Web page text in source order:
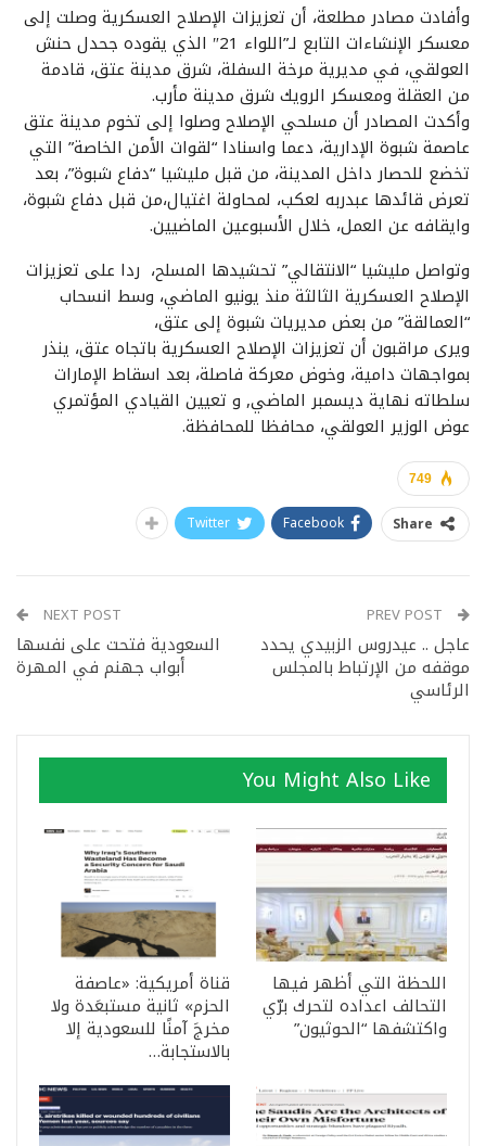
وأفادت مصادر مطلعة، أن تعزيزات الإصلاح العسكرية وصلت إلى
معسكر الإنشاءات التابع لـ”اللواء 21″ الذي يقوده جحدل حنش
العولقي، في مديرية مرخة السفلة، شرق مدينة عتق، قادمة
من العقلة ومعسكر الرويك شرق مدينة مأرب.
وأكدت المصادر أن مسلحي الإصلاح وصلوا إلى تخوم مدينة عتق
عاصمة شبوة الإدارية، دعما واسنادا “لقوات الأمن الخاصة” التي
تخضع للحصار داخل المدينة، من قبل مليشيا “دفاع شبوة”، بعد
تعرض قائدها عبدربه لعكب، لمحاولة اغتيال،من قبل دفاع شبوة،
وايقافه عن العمل، خلال الأسبوعين الماضيين.
وتواصل مليشيا “الانتقالي” تحشيدها المسلح، ردا على تعزيزات
الإصلاح العسكرية الثالثة منذ يونيو الماضي، وسط انسحاب
“العمالقة” من بعض مديريات شبوة إلى عتق،
ويرى مراقبون أن تعزيزات الإصلاح العسكرية باتجاه عتق، ينذر
بمواجهات دامية، وخوض معركة فاصلة، بعد اسقاط الإمارات
سلطاته نهاية ديسمبر الماضي, و تعيين القيادي المؤتمري
عوض الوزير العولقي، محافظا للمحافظة.
749
Share
Facebook
Twitter
عاجل .. عيدروس الزبيدي يحدد
موقفه من الإرتباط بالمجلس
الرئاسي
NEXT POST
السعودية فتحت على نفسها
أبواب جهنم في المهرة
You Might Also Like
اللحظة التي أظهر فيها
التحالف اعداده لتحرك برّي
واكتشفها “الحوثيون”
قناة أمريكية: «عاصفة
الحزم» ثانية مستبعَدة ولا
مخرجَ آمنًا للسعودية إلا
بالاستجابة…